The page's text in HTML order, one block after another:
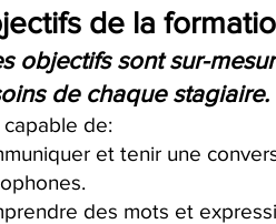
de la
objectifs sont sur-
de chaque stagiaire.
capable de:
et tenir une
des mots et